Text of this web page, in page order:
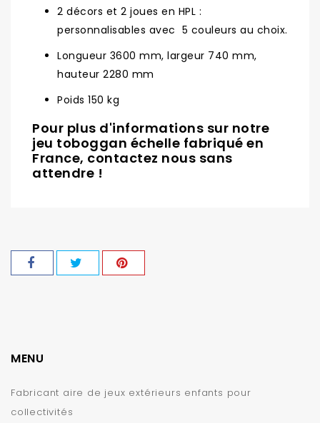
2 décors et 2 joues en HPL :
personnalisables avec 5 couleurs au choix.
Longueur 3600 mm, largeur 740 mm,
hauteur 2280 mm
Poids 150 kg
Pour plus d'informations sur notre
jeu toboggan échelle fabriqué en
France, contactez nous sans
attendre !
MENU
Fabricant aire de jeux extérieurs enfants pour
collectivités